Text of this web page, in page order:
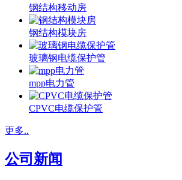
钢结构移动房
钢结构模块房
玻璃钢电缆保护管
mpp电力管
CPVC电缆保护管
更多..
公司新闻